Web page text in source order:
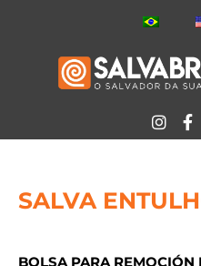
SALVA
BOLSA PARA REMOCIÓN